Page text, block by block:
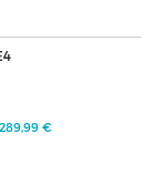
289,99 €